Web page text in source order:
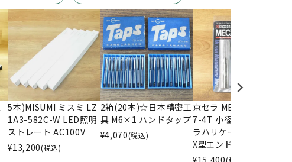
5本)MISUMI ミスミ LZ
1A3-582C-W LED照明
ストレート AC100V
¥13,200(税込)
2箱(20本)☆日本精密工
具 M6×1 ハンドタップ
¥4,070(税込)
京セラ MECX16-S16-0
7-4T 小径/多刃 ウルト
ラハリケーンミル MEC
X型エンドミル